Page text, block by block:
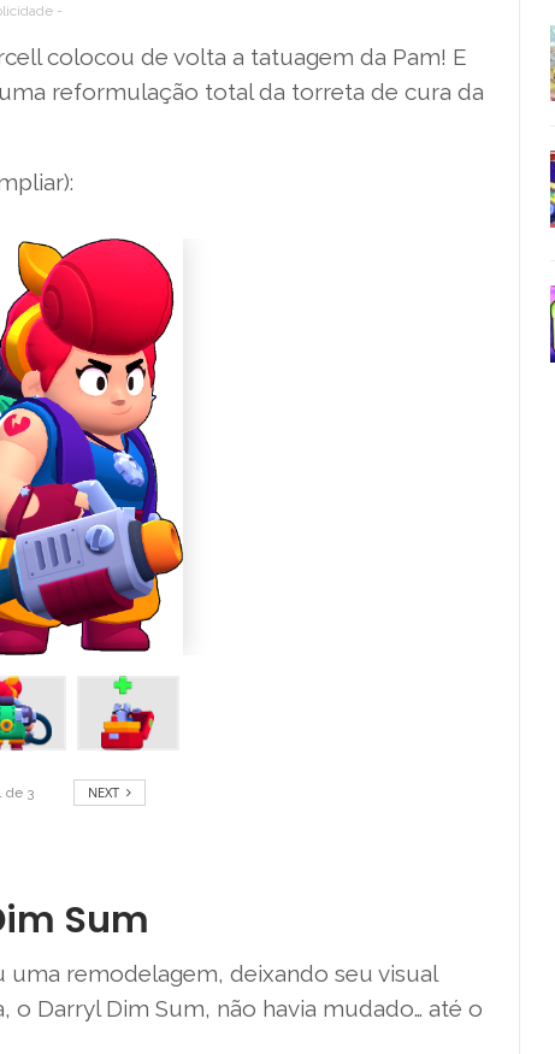
-
colocou de volta a tatuagem da Pam! E
reformulação total da torreta de cura da
de 3 NEXT
Sum
remodelagem, deixando seu visual
o Darryl Dim Sum, não havia mudado… até o